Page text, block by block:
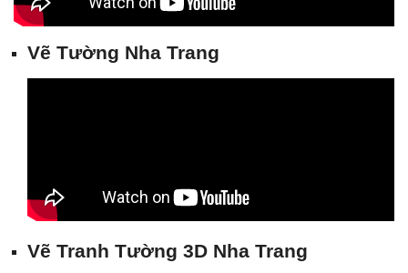
Vẽ Tường Nha Trang
Vẽ Tranh Tường 3D Nha Trang